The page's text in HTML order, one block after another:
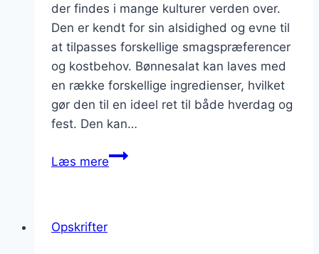
der findes i mange kulturer verden over.
Den er kendt for sin alsidighed og evne til
at tilpasses forskellige smagspræferencer
og kostbehov. Bønnesalat kan laves med
en række forskellige ingredienser, hvilket
gør den til en ideel ret til både hverdag og
fest. Den kan…
Læs mereBønnesalat
Opskrifter